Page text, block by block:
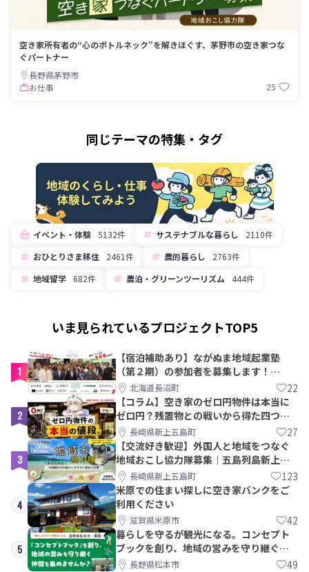
空き家所有者の“心のボトルネック”を解きほぐす、茅野市の空き家つな
ぐパートナー
長野県茅野市
お仕事
25
同じテーマの特集・タグ
イベント・体験 5132件 サステナブルな暮らし
2110件
おひとりさま移住
2461件 農的暮らし
2763件
地域留学
682件 農泊・グリーンツーリズム 444件
いま見られているプロジェクトTOP5
1
【宿泊補助あり】ながぬま地域起業塾
（第２期）の参加者を募集します！
【8/21〆】
北海道長沼町 22
2
【コラム】空き家のゼロ円物件は本当に
ゼロ円？残置物との戦いから得た四つの
教訓｜新上五島町
長崎県新上五島町 27
3
【交流好き歓迎】外国人と地域をつなぐ
地域おこし協力隊募集｜五島列島新上五
島町長崎県新上五島町 123
4
米原での住まい探しに空き家バンクをご
利用ください
滋賀県米原市 42
5
暮らしを守るが観光になる。コンセプト
ブックを創り、地域の営みを守り継ぐ仲
間を集めませんか？
長野県松本市 49